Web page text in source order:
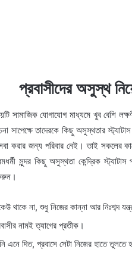
প্রবাসীদের অসুস্থ
সামাজিক যোগাযোগ মাধ্যমে খুব বেশি
সাপেক্ষে তাদেরকে কিছু অসুস্থতার
করার জন্য পরিবার নেই। তাই সকলের
সুন্দর কিছু অসুস্থতা কেন্দ্রিক
থাকে না, শুধু নিজের কান্না আর নিঃশব্দ
নামই ত্যাগের প্রতীক।
এনে দিত, প্রবাসে সেটা নিজের হাতে তুলতে